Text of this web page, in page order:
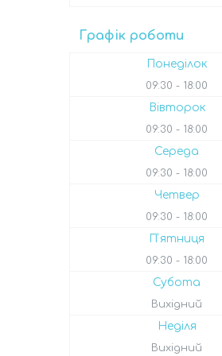
Графік роботи
Понеділок
09:30 18:00
Вівторок
09:30 18:00
Середа
09:30 18:00
Четвер
09:30 18:00
Пʼятниця
09:30 18:00
Субота
Вихідний
Неділя
Вихідний